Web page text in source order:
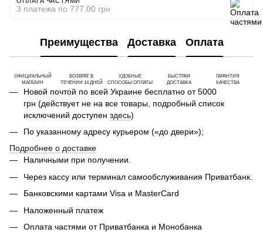
3 платежа по 777.00 грн
Преимущества Доставка Оплата
ОФИЦИАЛЬНЫЙ
МАГАЗИН
ВОЗВРАТ В
ТЕЧЕНИИ 14 ДНЕЙ
УДОБНЫЕ
СПОСОБЫ ОПЛАТЫ
БЫСТРАЯ
ДОСТАВКА
ГАРАНТИЯ
КАЧЕСТВА
Новой почтой по всей Украине бесплатно от 5000
грн (действует не на все товары, подробный список
исключений доступен здесь)
По указанному адресу курьером («до двери»);
Подробнее о доставке
Наличными при получении.
Через кассу или терминал самообслуживания Приватбанк.
Банковскими картами Visa и MasterCard
Наложенный платеж
Оплата частями от Приватбанка и Монобанка